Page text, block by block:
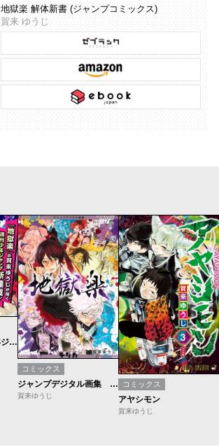
地獄楽 解体新書 (ジャンプコミックス)
賀来 ゆうじ
アヤシモン／週刊少年ジャンプ新連載試し読み
コミックス
ジャンプデジタル画集 デジガ 地獄楽
賀来ゆうじ
コミックス
アヤシモン
賀来ゆうじ